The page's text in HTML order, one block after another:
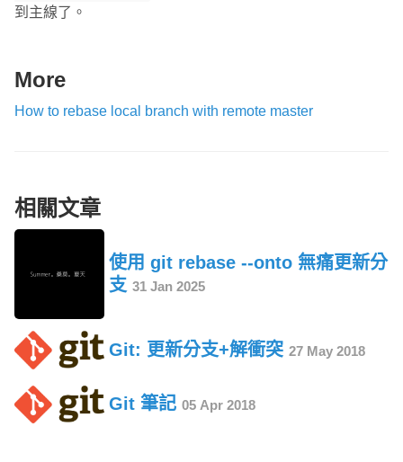
到主線了。
More
How to rebase local branch with remote master
相關文章
使用 git rebase --onto 無痛更新分
支 31 Jan 2025
Git: 更新分支+解衝突 27 May 2018
Git 筆記 05 Apr 2018